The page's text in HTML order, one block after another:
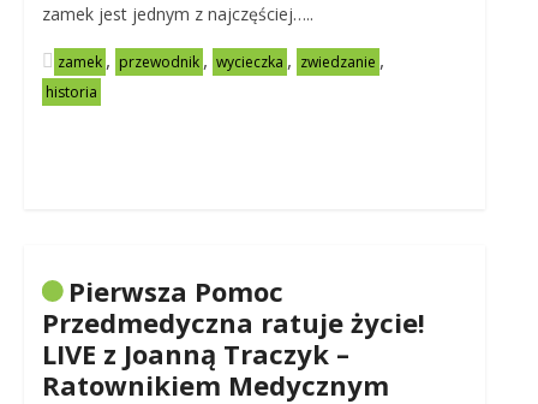
zamek jest jednym z najczęściej…..
zamek , przewodnik , wycieczka , zwiedzanie ,
historia
Pierwsza Pomoc
Przedmedyczna ratuje życie!
LIVE z Joanną Traczyk –
Ratownikiem Medycznym